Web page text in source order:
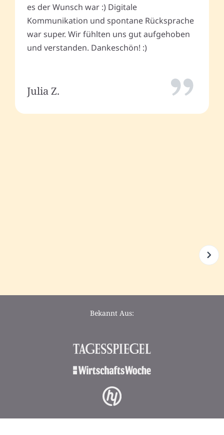
es der Wunsch war :) Digitale
Kommunikation und spontane Rücksprache
war super. Wir fühlten uns gut aufgehoben
und verstanden. Dankeschön! :)
Julia Z.
Bekannt Aus: